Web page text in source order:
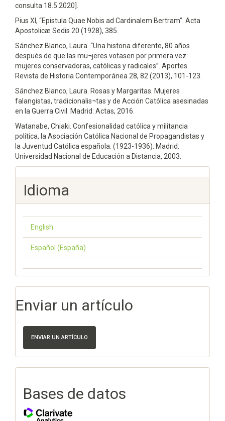
consulta 18.5.2020].
Pius XI, “Epistula Quae Nobis ad Cardinalem Bertram”. Acta
Apostolicæ Sedis 20 (1928), 385.
Sánchez Blanco, Laura. “Una historia diferente, 80 años
después de que las mu¬jeres votasen por primera vez:
mujeres conservadoras, católicas y radicales”. Aportes.
Revista de Historia Contemporánea 28, 82 (2013), 101-123.
Sánchez Blanco, Laura. Rosas y Margaritas. Mujeres
falangistas, tradicionalis¬tas y de Acción Católica asesinadas
en la Guerra Civil. Madrid: Actas, 2016.
Watanabe, Chiaki. Confesionalidad católica y militancia
política, la Asociación Católica Nacional de Propagandistas y
la Juventud Católica española: (1923-1936). Madrid:
Universidad Nacional de Educación a Distancia, 2003.
Idioma
English
Español (España)
Enviar un artículo
ENVIAR UN ARTÍCULO
Bases de datos